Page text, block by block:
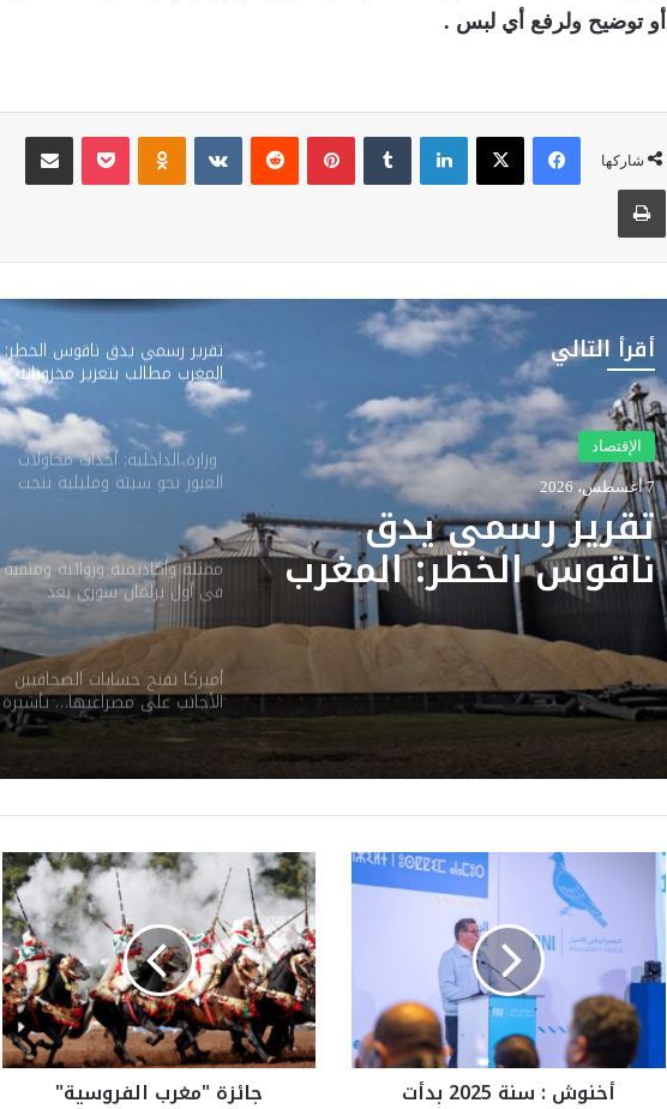
أو توضيح ولرفع أي لبس .
شاركها
فيسبوك ‫X لينكدإن بينتيريست
أقرأ التالي
الرئيسية
7 أغسطس، 2026
وزارة الداخلية: أحداث
محاولات العبور نحو
سبتة ومليلية نتجت عن
حملات تضليل رقمية
وشبكات الاتجار بالبشر
تقرير رسمي يدق ناقوس الخطر:
المغرب مطالب بتعزيز مخزوناته
الاستراتيجية من المحروقات
والحبوب
وزارة الداخلية: أحداث محاولات
العبور نحو سبتة ومليلية نتجت
وشبكات الاتجار بالبشر
ممثلة وأكاديمية وروائية ومنقبة
في أول برلمان سوري بعد
سقوط الأسد
أميركا تفتح حسابات الصحافيين
الأجانب على مصراعيها… تأشيرة
الدخول ثمنها كشف “السوشيال
ميديا”
خ
ش
ة
أخنوش : سنة 2025 بدأت
ج
ا
ئ
ز
ة
"
م
غ
ر
جائزة "مغرب الفروسية"